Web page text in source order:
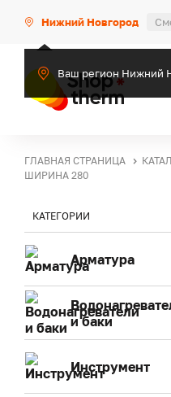
Нижний Новгород
Ваш регион Нижний
ГЛАВНАЯ СТРАНИЦА
ШИРИНА 280
КАТЕГОРИИ
Арматура
и баки
Инструмент